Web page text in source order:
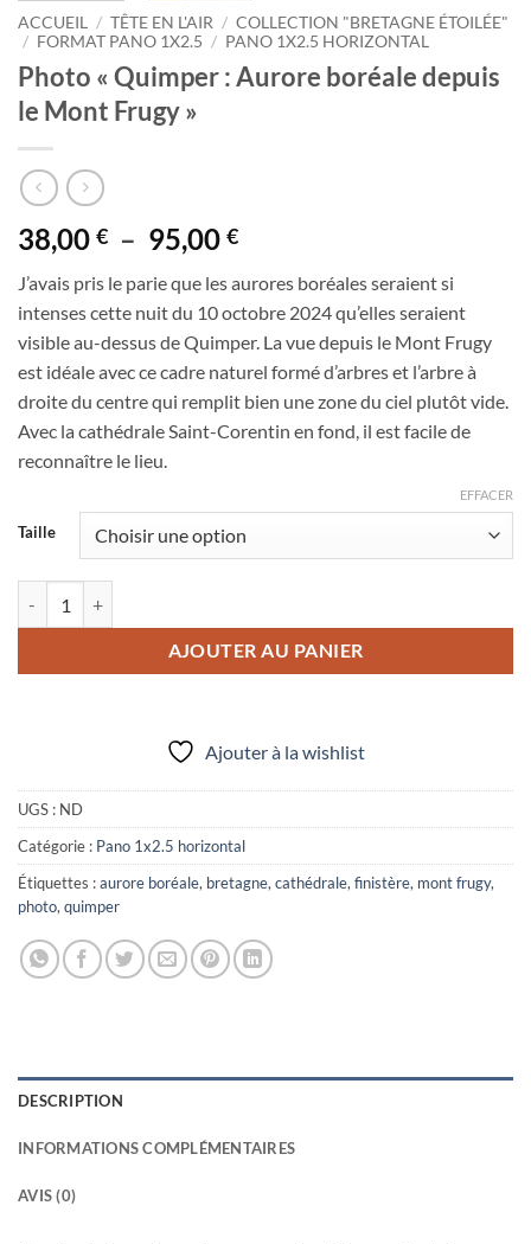
ACCUEIL / TÊTE EN L'AIR / COLLECTION "BRETAGNE ÉTOILÉE"
/ FORMAT PANO 1X2.5 / PANO 1X2.5 HORIZONTAL
Photo « Quimper : Aurore boréale depuis
le Mont Frugy »
38,00 € – 95,00 €Plage
prix :
38,00 €
à
95,00 €
J’avais pris le parie que les aurores boréales seraient si
intenses cette nuit du 10 octobre 2024 qu’elles seraient
visible au-dessus de Quimper. La vue depuis le Mont Frugy
est idéale avec ce cadre naturel formé d’arbres et l’arbre à
droite du centre qui remplit bien une zone du ciel plutôt vide.
Avec la cathédrale Saint-Corentin en fond, il est facile de
reconnaître le lieu.
Taille
EFFACER
AJOUTER AU PANIER
Ajouter à la wishlist
UGS : ND
Catégorie : Pano 1x2.5 horizontal
Étiquettes :aurore boréale, bretagne, cathédrale, finistère, mont frugy,
photo, quimper
DESCRIPTION
INFORMATIONS COMPLÉMENTAIRES
AVIS (0)